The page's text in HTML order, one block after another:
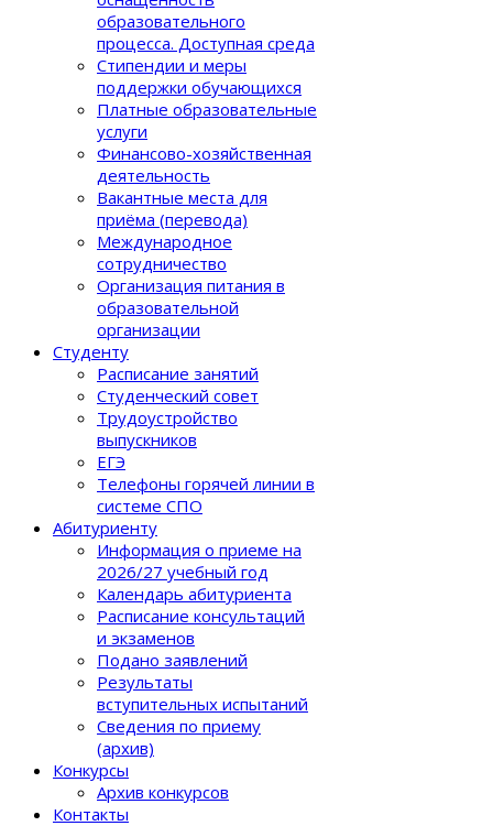
образовательного
процеcса. Доступная среда
Стипендии и меры
поддержки обучающихся
Платные образовательные
услуги
Финансово-хозяйственная
деятельность
Вакантные места для
приёма (перевода)
Международное
сотрудничество
Организация питания в
образовательной
организации
Студенту
Расписание занятий
Студенческий совет
Трудоустройство
выпускников
ЕГЭ
Телефоны горячей линии в
системе СПО
Абитуриенту
Информация о приеме на
2026/27 учебный год
Календарь абитуриента
Расписание консультаций
и экзаменов
Подано заявлений
Результаты
вступительных испытаний
Сведения по приему
(архив)
Конкурсы
Архив конкурсов
Контакты